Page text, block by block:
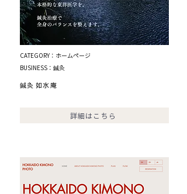
CATEGORY：ホームページ
BUSINESS：鍼灸
鍼灸 如水庵
詳細はこちら